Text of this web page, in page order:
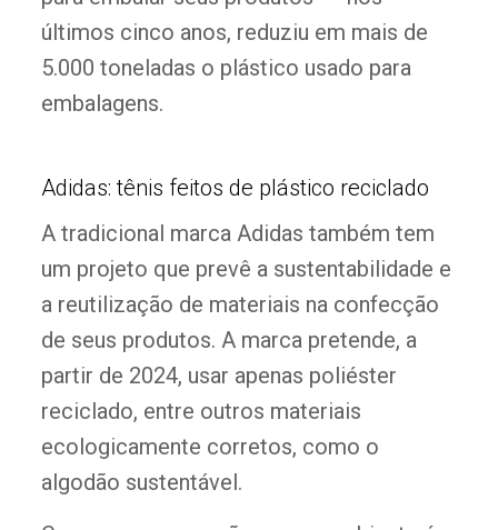
últimos cinco anos, reduziu em mais de
5.000 toneladas o plástico usado para
embalagens.
Adidas: tênis feitos de plástico reciclado
A tradicional marca Adidas também tem
um projeto que prevê a sustentabilidade e
a reutilização de materiais na confecção
de seus produtos. A marca pretende, a
partir de 2024, usar apenas poliéster
reciclado, entre outros materiais
ecologicamente corretos, como o
algodão sustentável.